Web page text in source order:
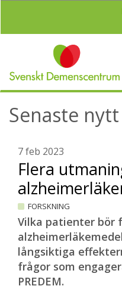
l
Senaste nytt
7 feb 2023
Flera
FORSKNING
Vilka patienter bör
långsiktiga
frågor som
PREDEM.